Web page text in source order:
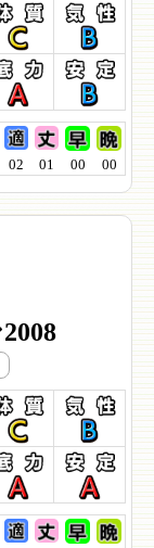
02 01 00 00